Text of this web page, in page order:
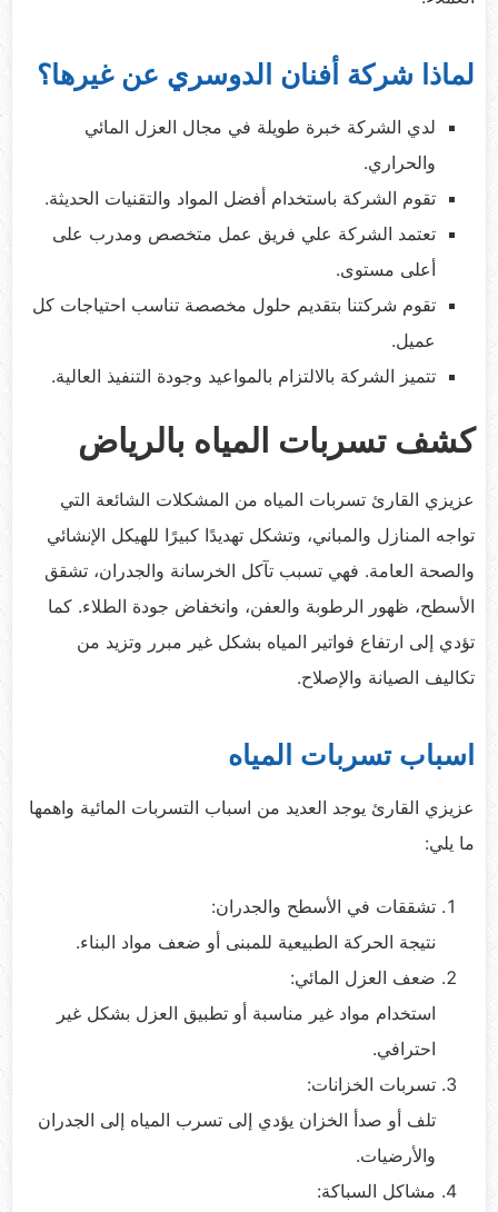
لماذا شركة أفنان الدوسري عن غيرها؟
لدي الشركة خبرة طويلة في مجال العزل المائي
والحراري.
تقوم الشركة باستخدام أفضل المواد والتقنيات الحديثة.
تعتمد الشركة علي فريق عمل متخصص ومدرب على
أعلى مستوى.
تقوم شركتنا بتقديم حلول مخصصة تناسب احتياجات كل
عميل.
تتميز الشركة بالالتزام بالمواعيد وجودة التنفيذ العالية.
كشف تسربات المياه بالرياض
عزيزي القارئ تسربات المياه من المشكلات الشائعة التي
تواجه المنازل والمباني، وتشكل تهديدًا كبيرًا للهيكل الإنشائي
والصحة العامة. فهي تسبب تآكل الخرسانة والجدران، تشقق
الأسطح، ظهور الرطوبة والعفن، وانخفاض جودة الطلاء. كما
تؤدي إلى ارتفاع فواتير المياه بشكل غير مبرر وتزيد من
تكاليف الصيانة والإصلاح.
اسباب تسربات المياه
عزيزي القارئ يوجد العديد من اسباب التسربات المائية واهمها
ما يلي:
تشققات في الأسطح والجدران:
نتيجة الحركة الطبيعية للمبنى أو ضعف مواد البناء.
ضعف العزل المائي:
استخدام مواد غير مناسبة أو تطبيق العزل بشكل غير
احترافي.
تسربات الخزانات:
تلف أو صدأ الخزان يؤدي إلى تسرب المياه إلى الجدران
والأرضيات.
مشاكل السباكة: